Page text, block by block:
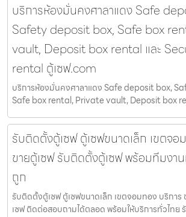
บริการห้องมั่นคงศาลาแดง Safe
Safety deposit box, Safe box
vault, Deposit box rental และ
rental ตู้เซฟ.com
บริการห้องมั่นคงศาลาแดง Safe deposit box,
Safe box rental, Private vault, Deposit box
รับติดตั้งตู้เซฟ ตู้เซฟขนาดเล็ก เขตจอ
ขายตู้เซฟ รับติดตั้งตู้เซฟ พร้อมทีมงา
ถูก
รับติดตั้งตู้เซฟ ตู้เซฟขนาดเล็ก เขตจอมทอง บริกา
เซฟ ติดต่อสอบถามได้ตลอด พร้อมให้บริการทั่วไทย รั